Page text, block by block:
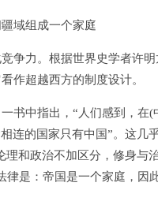
域组成一个家庭
力。根据世界史学者许明
作超越西方的制度设计。
中指出，“人们感到，在(
连的国家只有中国”。这
理和政治不加区分，修身
律是：帝国是一个家庭，